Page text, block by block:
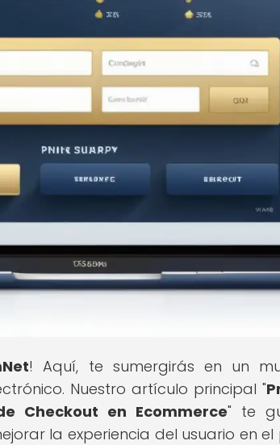
! Aquí, te sumergirás en un
Nuestro artículo principal "
Checkout en Ecommerce" te
la experiencia del usuario en